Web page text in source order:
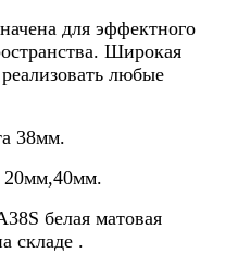
для эффектного
Широкая
любые
38мм.
20мм,40мм.
белая матовая
складе .